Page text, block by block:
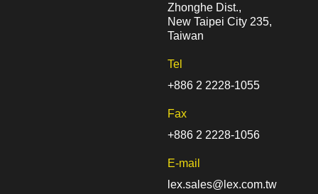
Zhonghe Dist.,
New Taipei City 235,
Taiwan
Tel
+886 2 2228-1055
Fax
+886 2 2228-1056
E-mail
lex.sales@lex.com.tw